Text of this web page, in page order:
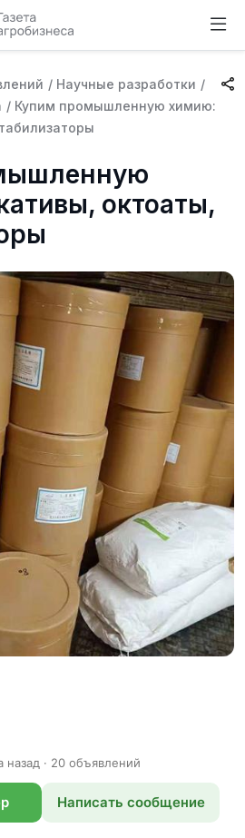
/ Научные разработки /
/ Купим промышленную химию:
октоаты,
· 20 объявлений
Написать сообщение